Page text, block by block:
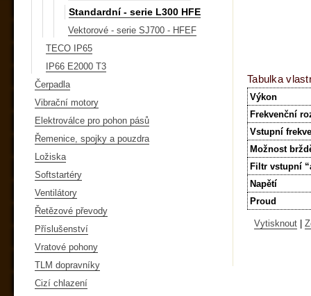
Standardní - serie L300 HFE
Vektorové - serie SJ700 - HFEF
TECO IP65
IP66 E2000 T3
Čerpadla
Vibrační motory
Elektroválce pro pohon pásů
Řemenice, spojky a pouzdra
Ložiska
Softstartéry
Ventilátory
Řetězové převody
Příslušenství
Vratové pohony
TLM dopravníky
Cizí chlazení
Tabulka
Výkon
Frekvenční
Vstupní
Možnost
Filtr vstupní
Napětí
Proud
Vytisknout